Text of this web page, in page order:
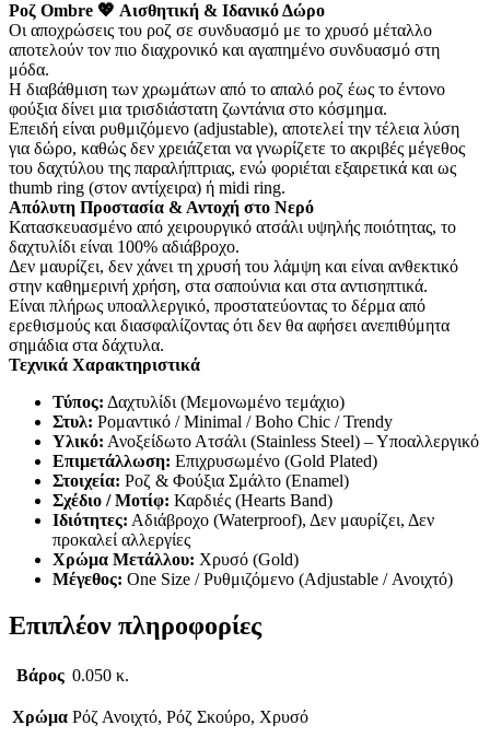
Ροζ Ombre 💖 Αισθητική & Ιδανικό Δώρο
Οι αποχρώσεις του ροζ σε συνδυασμό με το χρυσό μέταλλο
αποτελούν τον πιο διαχρονικό και αγαπημένο συνδυασμό στη
μόδα.
Η διαβάθμιση των χρωμάτων από το απαλό ροζ έως το έντονο
φούξια δίνει μια τρισδιάστατη ζωντάνια στο κόσμημα.
Επειδή είναι ρυθμιζόμενο (adjustable), αποτελεί την τέλεια λύση
για δώρο, καθώς δεν χρειάζεται να γνωρίζετε το ακριβές μέγεθος
του δαχτύλου της παραλήπτριας, ενώ φοριέται εξαιρετικά και ως
thumb ring (στον αντίχειρα) ή midi ring.
Απόλυτη Προστασία & Αντοχή στο Νερό
Κατασκευασμένο από χειρουργικό ατσάλι υψηλής ποιότητας, το
δαχτυλίδι είναι 100% αδιάβροχο.
Δεν μαυρίζει, δεν χάνει τη χρυσή του λάμψη και είναι ανθεκτικό
στην καθημερινή χρήση, στα σαπούνια και στα αντισηπτικά.
Είναι πλήρως υποαλλεργικό, προστατεύοντας το δέρμα από
ερεθισμούς και διασφαλίζοντας ότι δεν θα αφήσει ανεπιθύμητα
σημάδια στα δάχτυλα.
Τεχνικά Χαρακτηριστικά
Τύπος: Δαχτυλίδι (Μεμονωμένο τεμάχιο)
Στυλ: Ρομαντικό / Minimal / Boho Chic / Trendy
Υλικό: Ανοξείδωτο Ατσάλι (Stainless Steel) – Υποαλλεργικό
Επιμετάλλωση: Επιχρυσωμένο (Gold Plated)
Στοιχεία: Ροζ & Φούξια Σμάλτο (Enamel)
Σχέδιο / Μοτίφ: Καρδιές (Hearts Band)
Ιδιότητες: Αδιάβροχο (Waterproof), Δεν μαυρίζει, Δεν
προκαλεί αλλεργίες
Χρώμα Μετάλλου: Χρυσό (Gold)
Μέγεθος: One Size / Ρυθμιζόμενο (Adjustable / Ανοιχτό)
Επιπλέον πληροφορίες
Βάρος 0.050 κ.
Χρώμα Ρόζ Ανοιχτό, Ρόζ Σκούρο, Χρυσό